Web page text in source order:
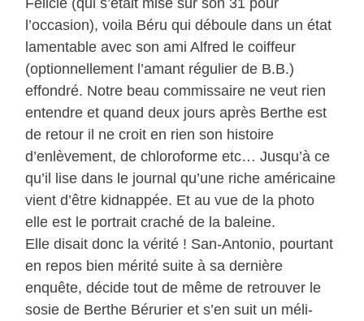
l’occasion), voila Béru qui déboule dans un état
lamentable avec son ami Alfred le coiffeur
(optionnellement l’amant régulier de B.B.)
effondré. Notre beau commissaire ne veut rien
entendre et quand deux jours après Berthe est
de retour il ne croit en rien son histoire
d’enlèvement, de chloroforme etc… Jusqu’à ce
qu’il lise dans le journal qu’une riche américaine
vient d’être kidnappée. Et au vue de la photo
elle est le portrait craché de la baleine.
Elle disait donc la vérité ! San-Antonio, pourtant
en repos bien mérité suite à sa dernière
enquête, décide tout de même de retrouver le
sosie de Berthe Bérurier et s’en suit un méli-